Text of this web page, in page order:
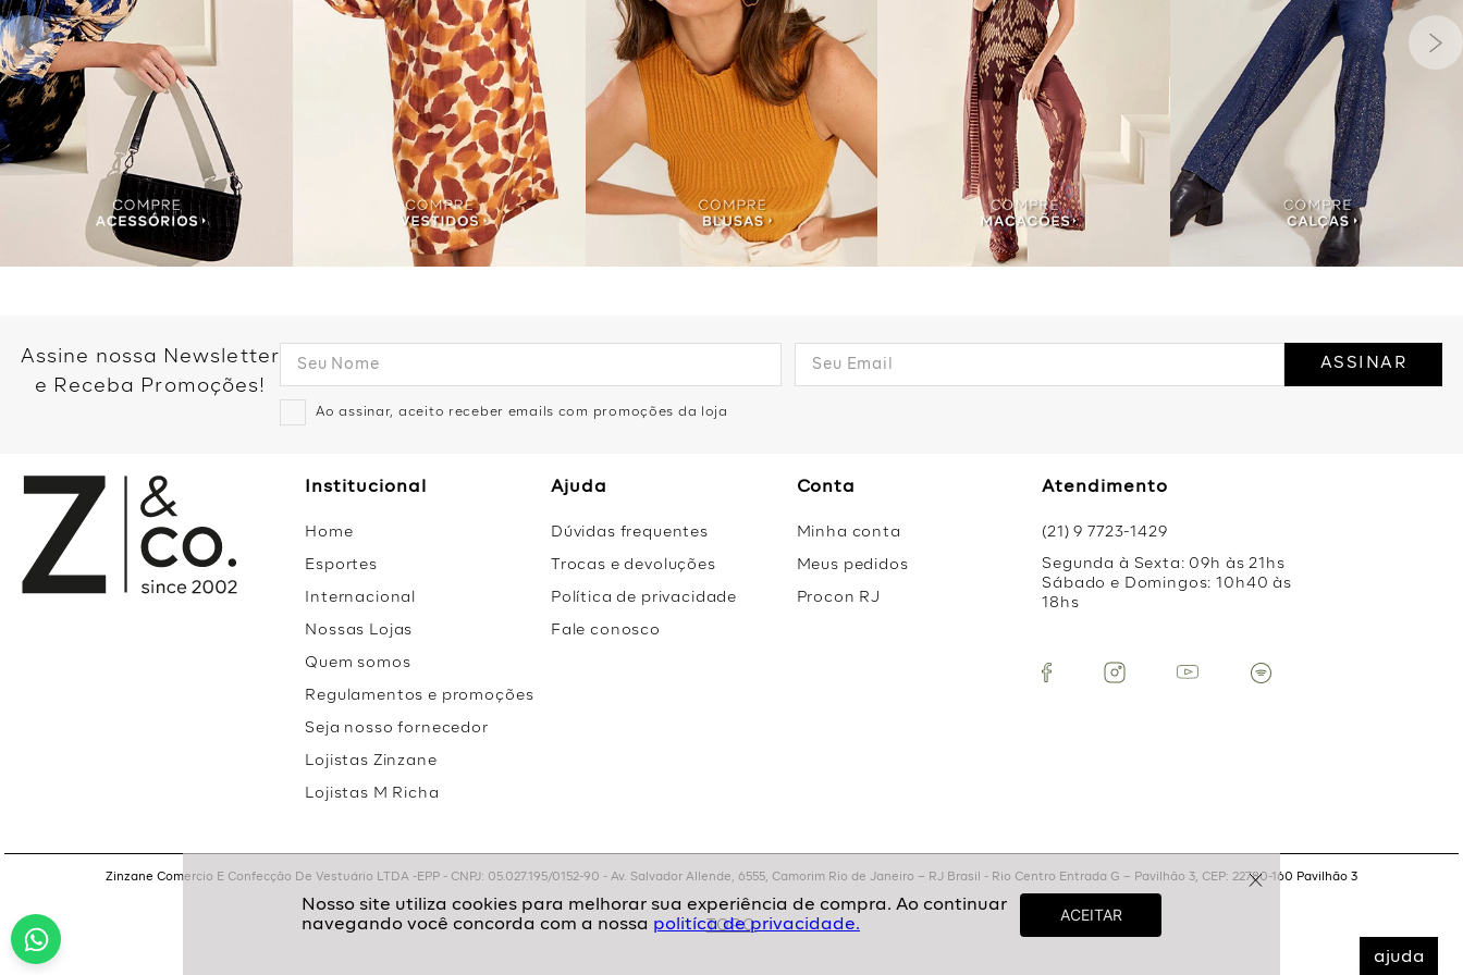
ajuda
politíca de privacidade.
Assine nossa Newsletter
e Receba Promoções!
Ao assinar, aceito receber emails com promoções da loja
ASSINAR
Institucional
Home
Esportes
Internacional
Nossas Lojas
Quem somos
Regulamentos e promoções
Seja nosso fornecedor
Lojistas Zinzane
Lojistas M Richa
Ajuda
Dúvidas frequentes
Trocas e devoluções
Política de privacidade
Fale conosco
Conta
Minha conta
Meus pedidos
Procon RJ
Atendimento
(21) 9 7723-1429
Segunda à Sexta: 09h às 21hs
Sábado e Domingos: 10h40 às
18hs
Zinzane Comercio E Confecção De Vestuário LTDA -EPP - CNPJ: 05.027.195/0152-90 - Av. Salvador Allende, 6555, Camorim Rio de Janeiro – RJ Brasil - Rio Centro Entrada G – Pavilhão 3, CEP: 22780-160 Pavilhão 3
TOPO